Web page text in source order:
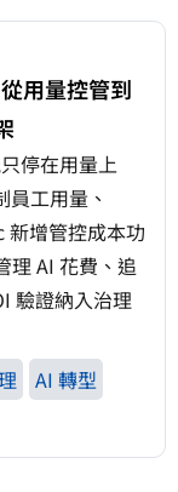
用量控管到
停在用量上
工用量、
增管控成本功
理 AI 花費、追
驗證納入治理
AI 轉型